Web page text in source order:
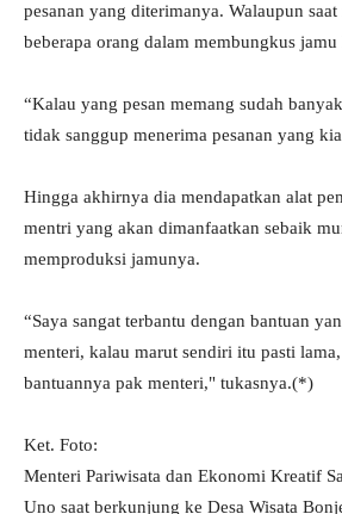
pesanan yang diterimanya. Walaupun
beberapa orang dalam membungkus
“Kalau yang pesan memang sudah
tidak sanggup menerima pesanan yang
Hingga akhirnya dia mendapatkan alat
mentri yang akan dimanfaatkan sebaik
memproduksi jamunya.
“Saya sangat terbantu dengan bantuan
menteri, kalau marut sendiri itu pasti
bantuannya pak menteri," tukasnya.(*)
Ket. Foto:
Menteri Pariwisata dan Ekonomi Kreatif
Uno saat berkunjung ke Desa Wisata